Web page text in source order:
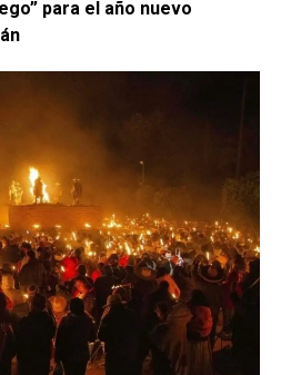
para el año nuevo